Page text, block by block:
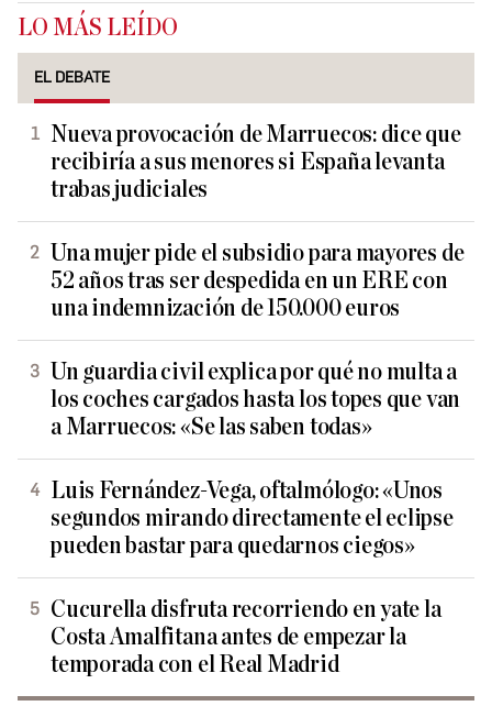
LO MÁS LEÍDO
EL DEBATE
Nueva provocación de Marruecos: dice que
recibiría a sus menores si España levanta
trabas judiciales
Una mujer pide el subsidio para mayores de
52 años tras ser despedida en un ERE con
una indemnización de 150.000 euros
Un guardia civil explica por qué no multa a
los coches cargados hasta los topes que van
a Marruecos: «Se las saben todas»
Luis Fernández-Vega, oftalmólogo: «Unos
segundos mirando directamente el eclipse
pueden bastar para quedarnos ciegos»
Cucurella disfruta recorriendo en yate la
Costa Amalfitana antes de empezar la
temporada con el Real Madrid